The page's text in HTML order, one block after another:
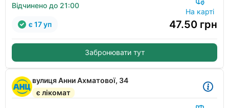
Відчинено до 21:00
На карті
47.50 грн
є 17 уп
Забронювати тут
вулиця Анни Ахматової, 34
є лікомат